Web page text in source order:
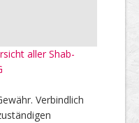
aller Shab-
Verbindlich